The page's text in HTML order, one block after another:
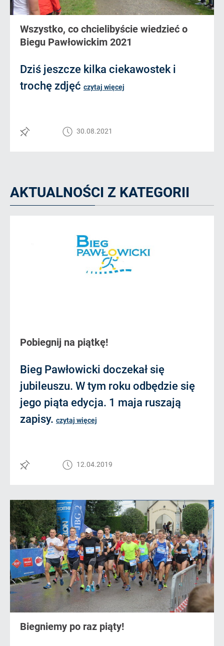
Wszystko, co chcielibyście wiedzieć o
Biegu Pawłowickim 2021
Dziś jeszcze kilka ciekawostek i
trochę zdjęć czytaj więcej
30.08.2021
AKTUALNOŚCI Z KATEGORII
Pobiegnij na piątkę!
Bieg Pawłowicki doczekał się
jubileuszu. W tym roku odbędzie się
jego piąta edycja. 1 maja ruszają
zapisy. czytaj więcej
12.04.2019
Biegniemy po raz piąty!